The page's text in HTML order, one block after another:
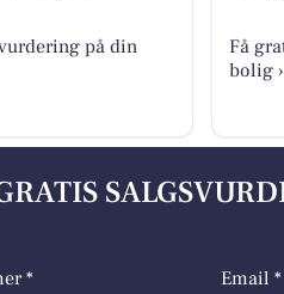
på din
Få
bolig ›
* Email *